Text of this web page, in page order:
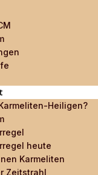
Heiligen?
heute
Karmeliten
Zeitstrahl